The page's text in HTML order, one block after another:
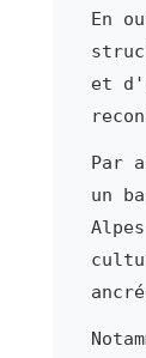
En
et
Par
un